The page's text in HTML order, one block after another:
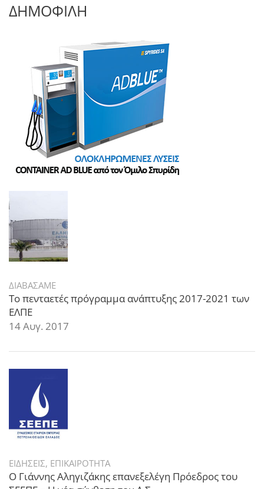
ΔΗΜΟΦΙΛΗ
ΔΙΑΒΑΣΑΜΕ
Το πενταετές πρόγραμμα ανάπτυξης 2017-2021 των
ΕΛΠΕ
14 Αυγ. 2017
ΕΙΔΗΣΕΙΣ, ΕΠΙΚΑΙΡΟΤΗΤΑ
Ο Γιάννης Αληγιζάκης επανεξελέγη Πρόεδρος του